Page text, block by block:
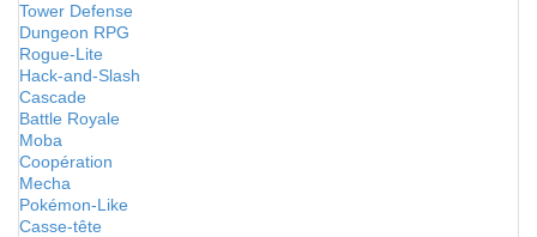
Tower Defense
Dungeon RPG
Rogue-Lite
Hack-and-Slash
Cascade
Battle Royale
Moba
Coopération
Mecha
Pokémon-Like
Casse-tête